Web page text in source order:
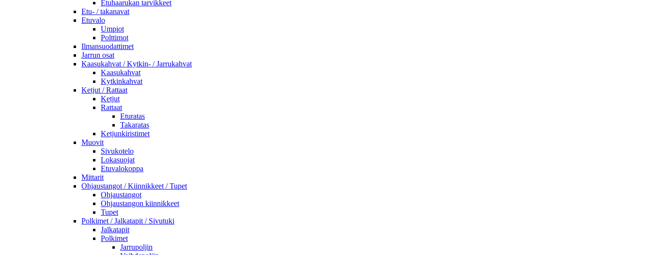
Etuhaarukan tarvikkeet
Etu- / takanavat
Etuvalo
Umpiot
Polttimot
Ilmansuodattimet
Jarrun osat
Kaasukahvat / Kytkin- / Jarrukahvat
Kaasukahvat
Kytkinkahvat
Ketjut / Rattaat
Ketjut
Rattaat
Eturatas
Takaratas
Ketjunkiristimet
Muovit
Sivukotelo
Lokasuojat
Etuvalokoppa
Mittarit
Ohjaustangot / Kiinnikkeet / Tupet
Ohjaustangot
Ohjaustangon kiinnikkeet
Tupet
Polkimet / Jalkatapit / Sivutuki
Jalkatapit
Polkimet
Jarrupoljin